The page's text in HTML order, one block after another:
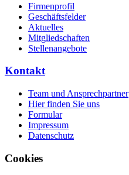
Firmenprofil
Geschäftsfelder
Aktuelles
Mitgliedschaften
Stellenangebote
Kontakt
Team und Ansprechpartner
Hier finden Sie uns
Formular
Impressum
Datenschutz
Cookies